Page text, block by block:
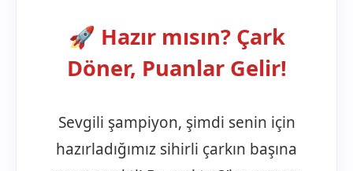
🚀 Hazır mısın? Çark
Döner, Puanlar Gelir!
Sevgili şampiyon, şimdi senin için
hazırladığımız sihirli çarkın başına